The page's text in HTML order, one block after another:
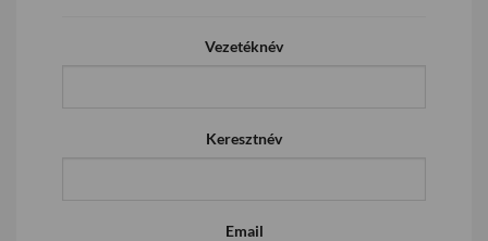
Vezetéknév
Keresztnév
Email